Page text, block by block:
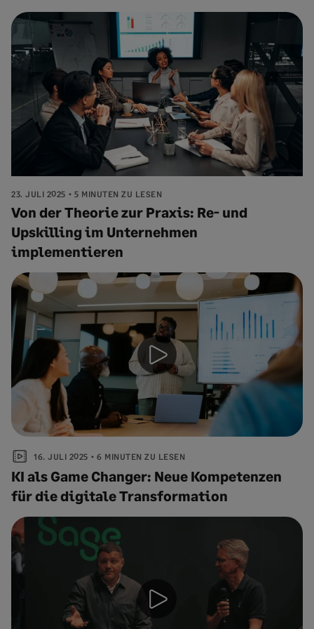
23. JULI 2025 5 MINUTEN ZU LESEN
Von der Theorie zur Praxis: Re- und
Upskilling im Unternehmen
implementieren
16. JULI 2025 6 MINUTEN ZU LESEN
KI als Game Changer: Neue Kompetenzen
für die digitale Transformation